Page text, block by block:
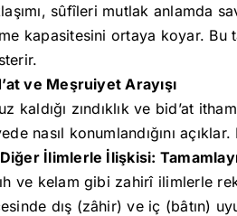
sûfîleri mutlak anlamda
kapasitesini ortaya koyar. Bu
ve Meşruiyet Arayışı
kaldığı zındıklık ve bid’at
nasıl konumlandığını
İlimlerle İlişkisi:
ve kelam gibi zahirî ilimlerle
dış (zâhir) ve iç (bâtın)